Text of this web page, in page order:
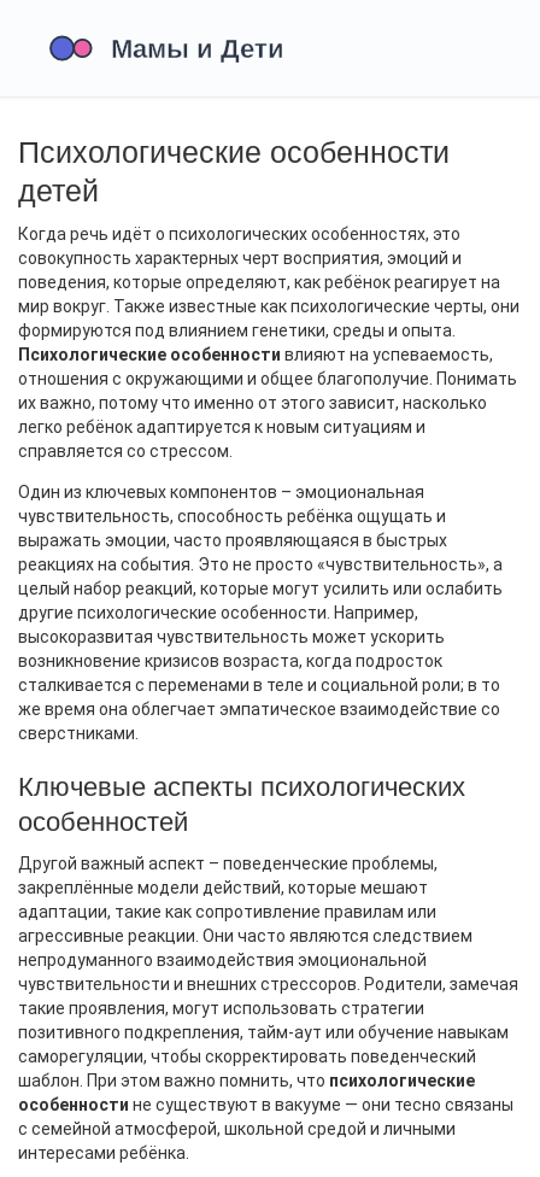
Психологические особенности
детей
Когда речь идёт о психологических особенностях, это
совокупность характерных черт восприятия, эмоций и
поведения, которые определяют, как ребёнок реагирует на
мир вокруг . Также известные какпсихологические черты, они
формируются под влиянием генетики, среды и опыта.
Психологические особенности влияют на успеваемость,
отношения с окружающими и общее благополучие. Понимать
их важно, потому что именно от этого зависит, насколько
легко ребёнок адаптируется к новым ситуациям и
справляется со стрессом.
Один из ключевых компонентов – эмоциональная
чувствительность, способность ребёнка ощущать и
выражать эмоции, часто проявляющаяся в быстрых
реакциях на события . Это не просто «чувствительность», а
целый набор реакций, которые могут усилить или ослабить
другие психологические особенности. Например,
высокоразвитая чувствительность может ускорить
возникновение кризисов возраста, когда подросток
сталкивается с переменами в теле и социальной роли; в то
же время она облегчает эмпатическое взаимодействие со
сверстниками.
Ключевые аспекты психологических
особенностей
Другой важный аспект – поведенческие проблемы,
закреплённые модели действий, которые мешают
адаптации, такие как сопротивление правилам или
агрессивные реакции . Они часто являются следствием
непродуманного взаимодействия эмоциональной
чувствительности и внешних стрессоров. Родители, замечая
такие проявления, могут использовать стратегии
позитивного подкрепления, тайм‑аут или обучение навыкам
саморегуляции, чтобы скорректировать поведенческий
шаблон. При этом важно помнить, что психологические
особенности не существуют в вакууме — они тесно связаны
с семейной атмосферой, школьной средой и личными
интересами ребёнка.